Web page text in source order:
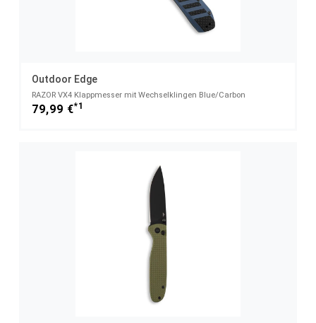
Outdoor Edge
RAZOR VX4 Klappmesser mit Wechselklingen Blue/Carbon
79,99 €*1